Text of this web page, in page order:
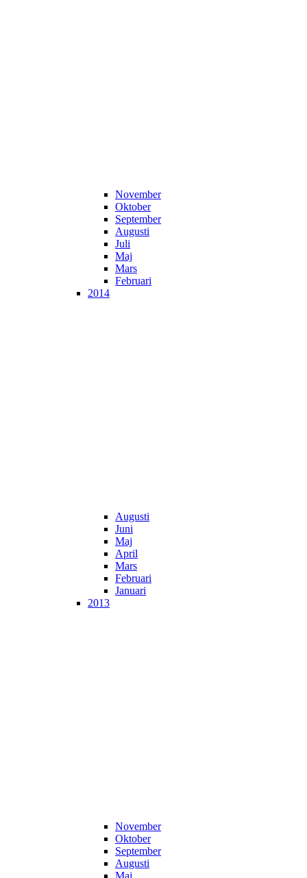
November
Oktober
September
Augusti
Juli
Maj
Mars
Februari
2014
Augusti
Juni
Maj
April
Mars
Februari
Januari
2013
November
Oktober
September
Augusti
Maj